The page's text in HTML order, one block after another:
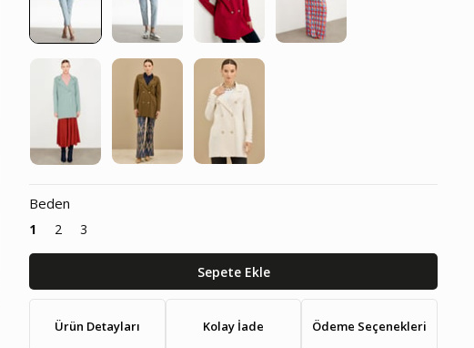
Beden
1 2 3
Ürün Detayları Kolay İade Ödeme Seçenekleri